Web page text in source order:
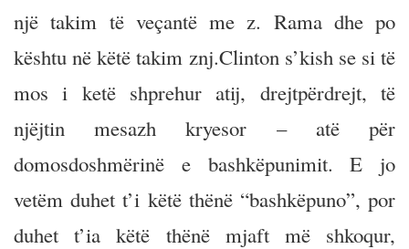
një takim të veçantë me z. Rama dhe po
kështu në këtë takim znj.Clinton s’kish se si të
mos i ketë shprehur atij, drejtpërdrejt, të
njëjtin mesazh kryesor – atë për
domosdoshmërinë e bashkëpunimit. E jo
vetëm duhet t’i këtë thënë “bashkëpuno”, por
duhet t’ia këtë thënë mjaft më shkoqur,